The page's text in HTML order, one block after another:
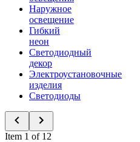
Наружное
освещение
Гибкий
неон
Светодиодный
декор
Электроустановочные
изделия
Светодиоды
Item 1 of 12